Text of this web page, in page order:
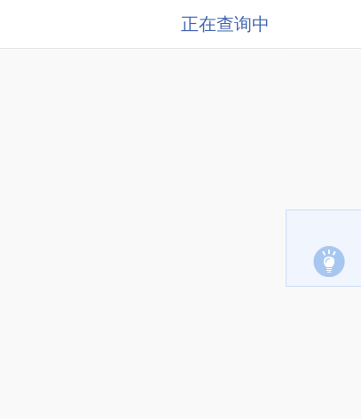
正在查询中